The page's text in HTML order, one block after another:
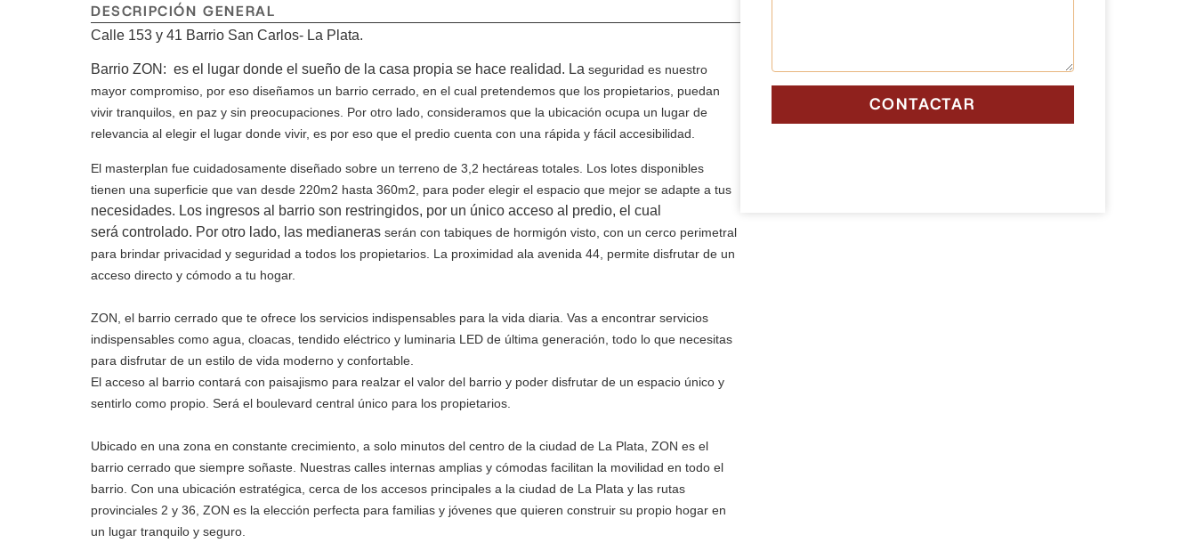
DESCRIPCIÓN GENERAL
Calle 153 y 41 Barrio San Carlos- La Plata.
Barrio ZON: es el lugar donde el sueño de la casa propia se hace realidad. La seguridad es nuestro
mayor compromiso, por eso diseñamos un barrio cerrado, en el cual pretendemos que los propietarios, puedan
vivir tranquilos, en paz y sin preocupaciones. Por otro lado, consideramos que la ubicación ocupa un lugar de
relevancia al elegir el lugar donde vivir, es por eso que el predio cuenta con una rápida y fácil accesibilidad.
El masterplan fue cuidadosamente diseñado sobre un terreno de 3,2 hectáreas totales. Los lotes disponibles
tienen una superficie que van desde 220m2 hasta 360m2, para poder elegir el espacio que mejor se adapte a tus
necesidades. Los ingresos al barrio son restringidos, por un único acceso al predio, el cual
será controlado. Por otro lado, las medianeras serán con tabiques de hormigón visto, con un cerco perimetral
para brindar privacidad y seguridad a todos los propietarios. La proximidad ala avenida 44, permite disfrutar de un
acceso directo y cómodo a tu hogar.
ZON, el barrio cerrado que te ofrece los servicios indispensables para la vida diaria. Vas a encontrar servicios
indispensables como agua, cloacas, tendido eléctrico y luminaria LED de última generación, todo lo que necesitas
para disfrutar de un estilo de vida moderno y confortable.
El acceso al barrio contará con paisajismo para realzar el valor del barrio y poder disfrutar de un espacio único y
sentirlo como propio. Será el boulevard central único para los propietarios.
Ubicado en una zona en constante crecimiento, a solo minutos del centro de la ciudad de La Plata, ZON es el
barrio cerrado que siempre soñaste. Nuestras calles internas amplias y cómodas facilitan la movilidad en todo el
barrio. Con una ubicación estratégica, cerca de los accesos principales a la ciudad de La Plata y las rutas
provinciales 2 y 36, ZON es la elección perfecta para familias y jóvenes que quieren construir su propio hogar en
un lugar tranquilo y seguro.
CONTACTAR